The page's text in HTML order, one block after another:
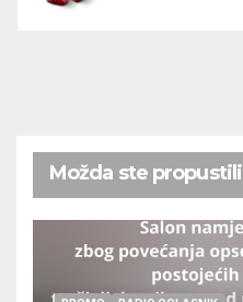
Možda ste propustili